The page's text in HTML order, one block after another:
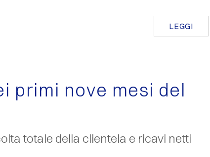
LEGGI
primi nove mesi del
totale della clientela e ricavi netti